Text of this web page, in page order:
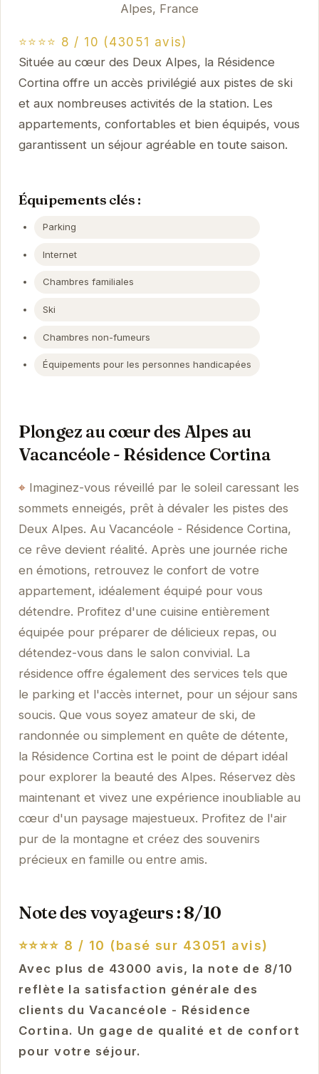
Alpes, France
⭐⭐⭐⭐ 8 / 10 (43051 avis)
Située au cœur des Deux Alpes, la Résidence
Cortina offre un accès privilégié aux pistes de ski
et aux nombreuses activités de la station. Les
appartements, confortables et bien équipés, vous
garantissent un séjour agréable en toute saison.
Équipements clés :
Parking
Internet
Chambres familiales
Ski
Chambres non-fumeurs
Équipements pour les personnes handicapées
Plongez au cœur des Alpes au
Vacancéole - Résidence Cortina
Imaginez-vous réveillé par le soleil caressant les
sommets enneigés, prêt à dévaler les pistes des
Deux Alpes. Au Vacancéole - Résidence Cortina,
ce rêve devient réalité. Après une journée riche
en émotions, retrouvez le confort de votre
appartement, idéalement équipé pour vous
détendre. Profitez d'une cuisine entièrement
équipée pour préparer de délicieux repas, ou
détendez-vous dans le salon convivial. La
résidence offre également des services tels que
le parking et l'accès internet, pour un séjour sans
soucis. Que vous soyez amateur de ski, de
randonnée ou simplement en quête de détente,
la Résidence Cortina est le point de départ idéal
pour explorer la beauté des Alpes. Réservez dès
maintenant et vivez une expérience inoubliable au
cœur d'un paysage majestueux. Profitez de l'air
pur de la montagne et créez des souvenirs
précieux en famille ou entre amis.
Note des voyageurs : 8/10
⭐⭐⭐⭐ 8 / 10 (basé sur 43051 avis)
Avec plus de 43000 avis, la note de 8/10
reflète la satisfaction générale des
clients du Vacancéole - Résidence
Cortina. Un gage de qualité et de confort
pour votre séjour.